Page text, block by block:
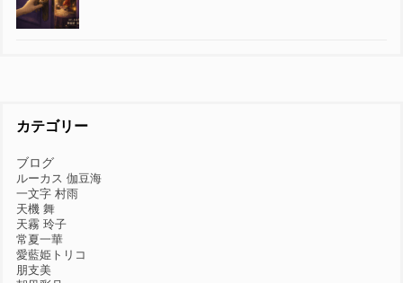
カテゴリー
ブログ
ルーカス 伽豆海
一文字 村雨
天機 舞
天霧 玲子
常夏一華
愛藍姫トリコ
朋支美